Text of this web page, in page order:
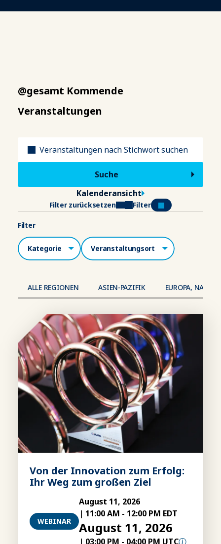
@gesamt Kommende
Veranstaltungen
Kalenderansicht
Filter zurücksetzen Filter
Filter
Kategorien Veranstaltungsort
ALLE REGIONEN ASIEN-PAZIFIK EUROPA, NAHER
Von der Innovation zum Erfolg:
Ihr Weg zum großen Ziel
WEBINAR
August 11, 2026
| 11:00 AM - 12:00 PM EDT
August 11, 2026
| 03:00 PM - 04:00 PM UTC